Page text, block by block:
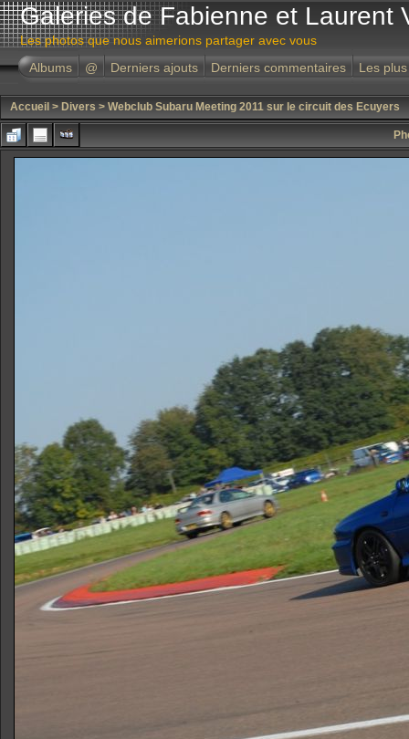
Galeries de Fabienne et Laurent
Les photos que nous aimerions partager avec vous
Albums
@ Derniers ajouts Derniers commentaires Les
Accueil > Divers > Webclub Subaru Meeting 2011 sur le circuit des Ecuyers